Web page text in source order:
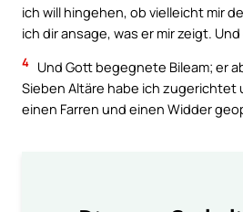
ich will hingehen, ob vielleicht mir
ich dir ansage, was er mir zeigt.
4 Und Gott begegnete Bileam; er
Sieben Altäre habe ich zugerichtet
einen Farren und einen Widder